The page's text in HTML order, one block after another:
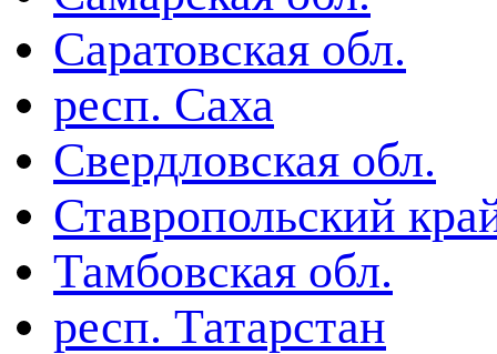
Саратовская обл.
респ. Саха
Свердловская обл.
Ставропольский
Тамбовская обл.
респ. Татарстан